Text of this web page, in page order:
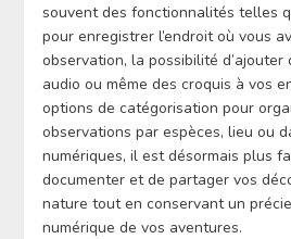
souvent des fonctionnalités telles
pour enregistrer l’endroit où vous
observation, la possibilité d’ajouter
audio ou même des croquis à vos
options de catégorisation pour
observations par espèces, lieu ou
numériques, il est désormais plus
documenter et de partager vos
nature tout en conservant un
numérique de vos aventures.